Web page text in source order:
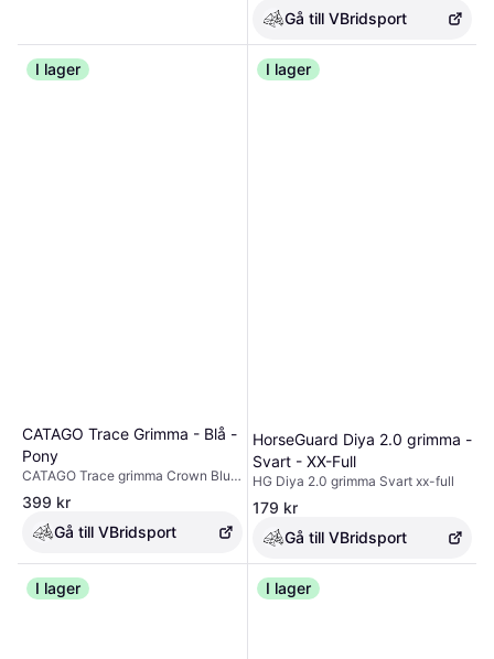
Gå till VBridsport
I lager
CATAGO Trace Grimma - Blå -
Pony
CATAGO Trace grimma Crown Blue
PONY
399 kr
Gå till VBridsport
I lager
HorseGuard Diya 2.0 grimma -
Svart - XX-Full
HG Diya 2.0 grimma Svart xx-full
179 kr
Gå till VBridsport
I lager I lager